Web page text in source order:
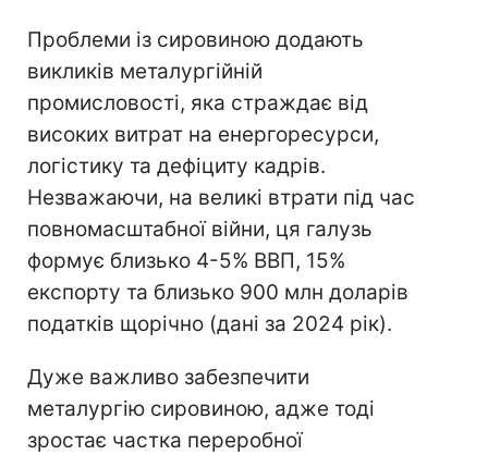
Проблеми із сировиною додають
викликів металургійній
промисловості, яка страждає від
високих витрат на енергоресурси,
логістику та дефіциту кадрів.
Незважаючи, на великі втрати під час
повномасштабної війни, ця галузь
формує близько 4-5% ВВП, 15%
експорту та близько 900 млн доларів
податків щорічно (дані за 2024 рік).
Дуже важливо забезпечити
металургію сировиною, адже тоді
зростає частка переробної